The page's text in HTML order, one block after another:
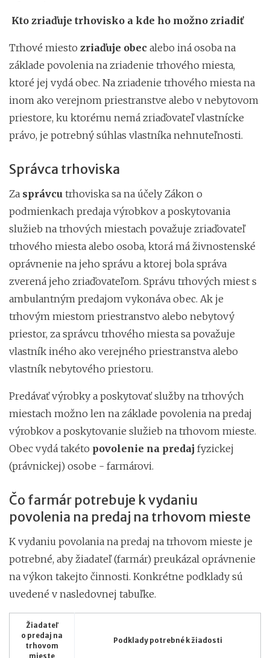
Kto zriaďuje trhovisko a kde ho možno zriadiť
Trhové miesto zriaďuje obec alebo iná osoba na
základe povolenia na zriadenie trhového miesta,
ktoré jej vydá obec. Na zriadenie trhového miesta na
inom ako verejnom priestranstve alebo v nebytovom
priestore, ku ktorému nemá zriaďovateľ vlastnícke
právo, je potrebný súhlas vlastníka nehnuteľnosti.
Správca trhoviska
Za správcu trhoviska sa na účely Zákon o
podmienkach predaja výrobkov a poskytovania
služieb na trhových miestach považuje zriaďovateľ
trhového miesta alebo osoba, ktorá má živnostenské
oprávnenie na jeho správu a ktorej bola správa
zverená jeho zriaďovateľom. Správu trhových miest s
ambulantným predajom vykonáva obec. Ak je
trhovým miestom priestranstvo alebo nebytový
priestor, za správcu trhového miesta sa považuje
vlastník iného ako verejného priestranstva alebo
vlastník nebytového priestoru.
Predávať výrobky a poskytovať služby na trhových
miestach možno len na základe povolenia na predaj
výrobkov a poskytovanie služieb na trhovom mieste.
Obec vydá takéto povolenie na predaj fyzickej
(právnickej) osobe - farmárovi.
Čo farmár potrebuje k vydaniu
povolenia na predaj na trhovom mieste
K vydaniu povolania na predaj na trhovom mieste je
potrebné, aby žiadateľ (farmár) preukázal oprávnenie
na výkon takejto činnosti. Konkrétne podklady sú
uvedené v nasledovnej tabuľke.
Žiadateľ
o predaj na
trhovom
mieste
Podklady potrebné k žiadosti